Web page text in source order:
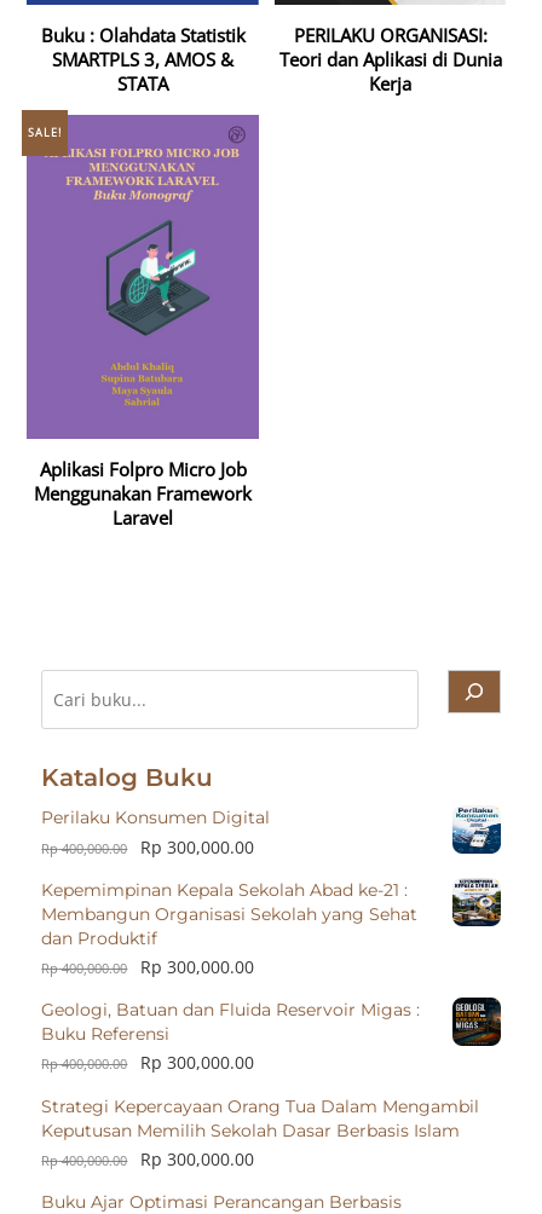
Buku : Olahdata Statistik
SMARTPLS 3, AMOS &
STATA
PERILAKU ORGANISASI:
Teori dan Aplikasi di Dunia
Kerja
SALE!
Aplikasi Folpro Micro Job
Menggunakan Framework
Laravel
Cari
Katalog Buku
Perilaku Konsumen Digital
Rp400,000.00 Rp 300,000.00
Kepemimpinan Kepala Sekolah Abad ke-21 :
Membangun Organisasi Sekolah yang Sehat
dan Produktif
Rp400,000.00 Rp 300,000.00
Geologi, Batuan dan Fluida Reservoir Migas :
Buku Referensi
Rp400,000.00 Rp 300,000.00
Strategi Kepercayaan Orang Tua Dalam Mengambil
Keputusan Memilih Sekolah Dasar Berbasis Islam
Rp400,000.00 Rp 300,000.00
Buku Ajar Optimasi Perancangan Berbasis